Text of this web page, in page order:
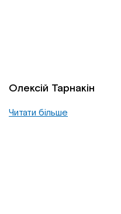
Олексій Тарнакін
Читати більше